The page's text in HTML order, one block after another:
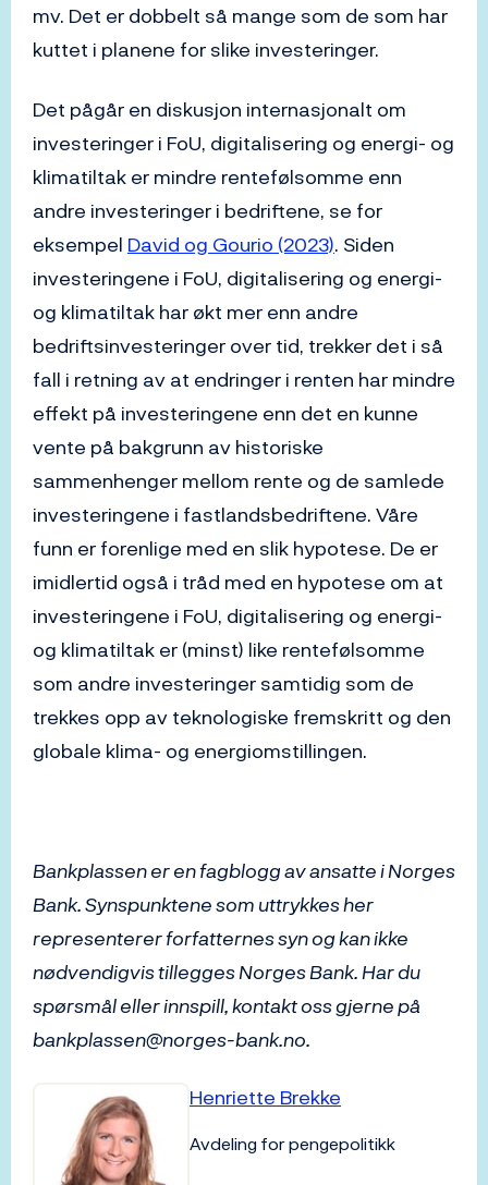
mv. Det er dobbelt så mange som de som har
kuttet i planene for slike investeringer.
Det pågår en diskusjon internasjonalt om
investeringer i FoU, digitalisering og energi- og
klimatiltak er mindre rentefølsomme enn
andre investeringer i bedriftene, se for
eksempel David og Gourio (2023). Siden
investeringene i FoU, digitalisering og energi-
og klimatiltak har økt mer enn andre
bedriftsinvesteringer over tid, trekker det i så
fall i retning av at endringer i renten har mindre
effekt på investeringene enn det en kunne
vente på bakgrunn av historiske
sammenhenger mellom rente og de samlede
investeringene i fastlandsbedriftene. Våre
funn er forenlige med en slik hypotese. De er
imidlertid også i tråd med en hypotese om at
investeringene i FoU, digitalisering og energi-
og klimatiltak er (minst) like rentefølsomme
som andre investeringer samtidig som de
trekkes opp av teknologiske fremskritt og den
globale klima- og energiomstillingen.
Bankplassen er en fagblogg av ansatte i Norges
Bank. Synspunktene som uttrykkes her
representerer forfatternes syn og kan ikke
nødvendigvis tillegges Norges Bank. Har du
spørsmål eller innspill, kontakt oss gjerne på
bankplassen@norges-bank.no.
Henriette Brekke
Avdeling for pengepolitikk